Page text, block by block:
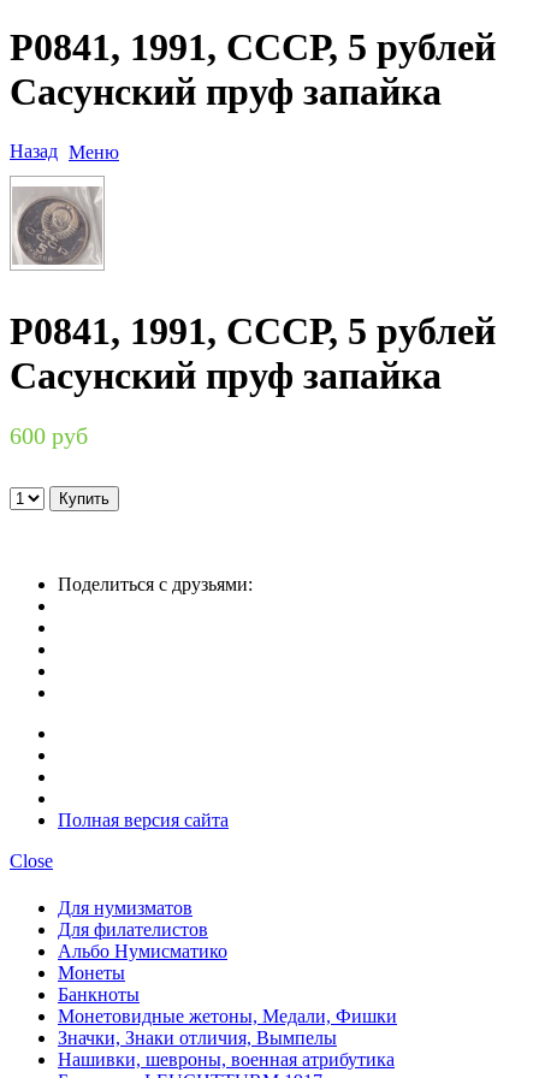
P0841, 1991, СССР, 5 рублей
Сасунский пруф запайка
Назад Меню
P0841, 1991, СССР, 5 рублей
Сасунский пруф запайка
600 руб
Поделиться с друзьями:
Полная версия сайта
Close
Для нумизматов
Для филателистов
Альбо Нумисматико
Монеты
Банкноты
Монетовидные жетоны, Медали, Фишки
Значки, Знаки отличия, Вымпелы
Нашивки, шевроны, военная атрибутика